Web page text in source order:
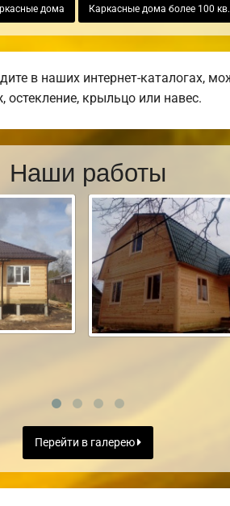
дома Каркасные дома более 100
в наших интернет-каталогах,
остекление, крыльцо или навес.
Наши работы
Перейти в галерею